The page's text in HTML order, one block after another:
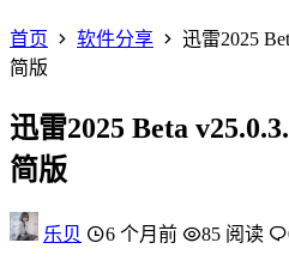
首页 软件分享
迅雷2025
简版
迅雷2025 Beta
简版
乐贝 6 个月前 85 阅读